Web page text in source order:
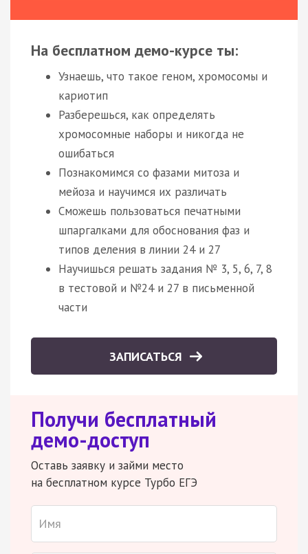
На бесплатном демо-курсе ты:
Узнаешь, что такое геном, хромосомы и
кариотип
Разберешься, как определять
хромосомные наборы и никогда не
ошибаться
Познакомимся со фазами митоза и
мейоза и научимся их различать
Сможешь пользоваться печатными
шпаргалками для обоснования фаз и
типов деления в линии 24 и 27
Научишься решать задания № 3, 5, 6, 7, 8
в тестовой и №24 и 27 в письменной
части
ЗАПИСАТЬСЯ
Получи бесплатный
демо-доступ
Оставь заявку и займи место
на бесплатном курсе Турбо ЕГЭ